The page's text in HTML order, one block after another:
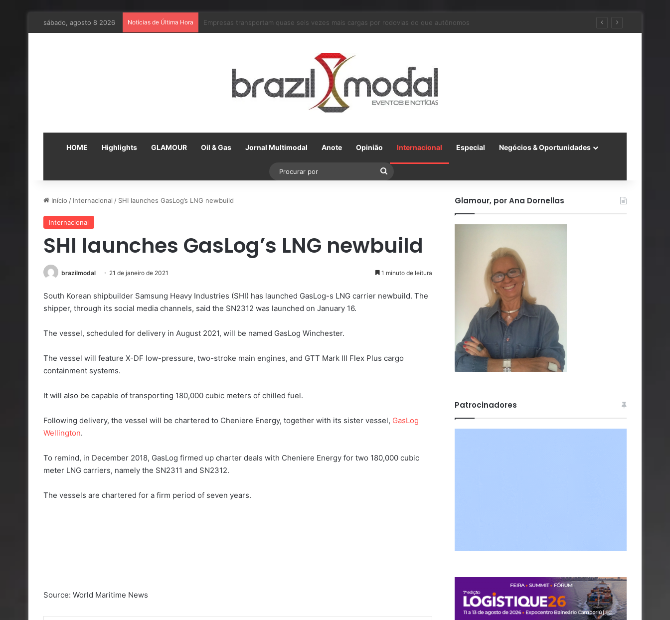
sábado, agosto 8 2026 Notícias de Última Hora Em parceria com a VLI, Tereos embarca 75 mil toneladas de açúcar VHP para a China
HOME Highlights GLAMOUR Oil & Gas Jornal Multimodal Anote Opinião Internacional Especial Negócios & Oportunidades
Procurar
Início / Internacional / SHI launches GasLog’s LNG newbuild
Internacional
SHI launches GasLog’s LNG newbuild
brazilmodal 21 de janeiro de 2021 1 minuto de leitura
South Korean shipbuilder Samsung Heavy Industries (SHI) has launched GasLog-s LNG carrier newbuild. The
shipper, through its social media channels, said the SN2312 was launched on January 16.
The vessel, scheduled for delivery in August 2021, will be named GasLog Winchester.
The vessel will feature X-DF low-pressure, two-stroke main engines, and GTT Mark III Flex Plus cargo
containment systems.
It will also be capable of transporting 180,000 cubic meters of chilled fuel.
Following delivery, the vessel will be chartered to Cheniere Energy, together with its sister vessel, GasLog
Wellington.
To remind, in December 2018, GasLog firmed up charter deals with Cheniere Energy for two 180,000 cubic
meter LNG carriers, namely the SN2311 and SN2312.
The vessels are chartered for a firm period of seven years.
Source: World Maritime News
Glamour, por Ana Dornellas
Patrocinadores